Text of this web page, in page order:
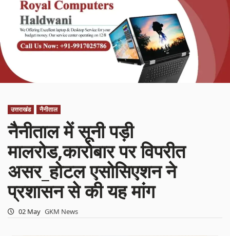
उत्तराखंड नैनीताल
नैनीताल में सूनी पड़ी
मालरोड,कारोबार पर विपरीत
असर_होटल एसोसिएशन ने
प्रशासन से की यह मांग
02 May GKM News